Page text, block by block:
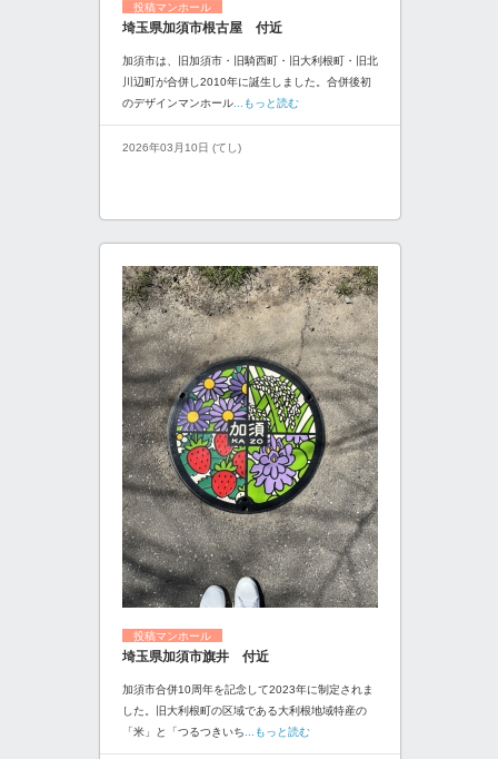
投稿マンホール
埼玉県加須市根古屋 付近
加須市は、旧加須市・旧騎西町・旧大利根町・旧北
川辺町が合併し2010年に誕生しました。合併後初
のデザインマンホール ...もっと読む
2026年03月10日 (てし)
投稿マンホール
埼玉県加須市旗井 付近
加須市合併10周年を記念して2023年に制定されま
した。旧大利根町の区域である大利根地域特産の
「米」と「つるつきいち ...もっと読む